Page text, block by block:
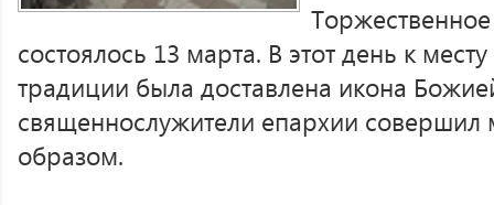
состоялось 13 марта. В этот день к
традиции была доставлена икона
священнослужители епархии
образом.